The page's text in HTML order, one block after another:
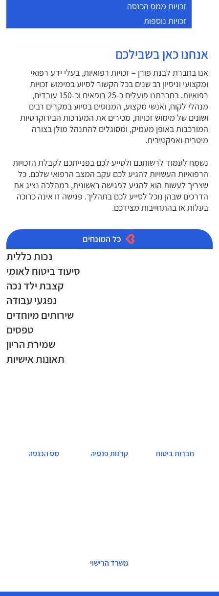
כל המונחים
נכות כללית
סיעוד ביטוח לאומי
קצבת ילד נכה
נפגעי עבודה
שירותים מיוחדים
טפסים
שמירת הריון
תאונות אישיות
מס הכנסה קרנות פנסיה חברות ביטוח
משרד הרישוי
זכויות ממס הכנסה
זכויות נוספות
אנחנו כאן בשבילכם
אנו בחברת לבנת פורן – זכויות רפואיות, בעלי ידע רפואי
ומקצועי וניסיון רב שנים בכל הקשור לסיוע במימוש זכויות
רפואיות. בחברתנו פועלים כ-25 רופאים וכ-150 עובדים,
מנהלי לקוח, ואנשי מקצוע, המנוסים בסיוע במקרים רבים
ושונים של מימוש זכויות, מכירים את המערכות הבירוקרטיות
המורכבות באופן מעמיק, ומסוגלים להתנהל מולן בצורה
מיטבית ואפקטיבית.
נשמח לעמוד לרשותכם ולסייע לכם בפנייתכם לקבלת הזכויות
הרפואיות העשויות להגיע לכם עקב המצב הרפואי שלכם. כל
שצריך לעשות הוא להגיע לפגישה ראשונית, במהלכה נציג את
הדרכים שבהן נוכל לסייע לכם בתהליך. פגישה זו אינה כרוכה
בעלות או בהתחייבות מצידכם.